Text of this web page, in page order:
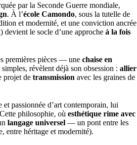
par la Seconde Guerre mondiale,
. À l’école Camondo, sous la tutelle de
et modernité, et une conviction ancrée
devient le socle d’une approche à la fois
premières pièces — une chaise en
révèlent déjà son obsession : allier
projet de transmission avec les graines de
passionnée d’art contemporain, lui
Cette philosophie, où esthétique rime avec
langage universel — un pont entre les
entre héritage et modernité).